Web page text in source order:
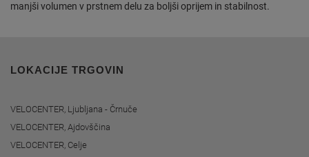
manjši volumen v prstnem delu za boljši oprijem in stabilnost.
LOKACIJE TRGOVIN
VELOCENTER, Ljubljana - Črnuče
VELOCENTER, Ajdovščina
VELOCENTER, Celje